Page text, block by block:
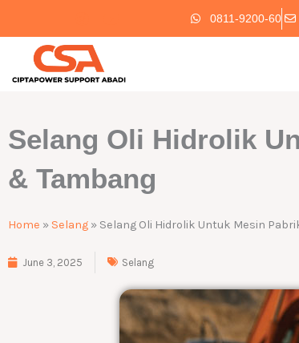
content
0811-9200-60
Selang Oli Hidrolik
& Tambang
Home » Selang » Selang Oli Hidrolik Untuk Mesin
June 3, 2025 Selang